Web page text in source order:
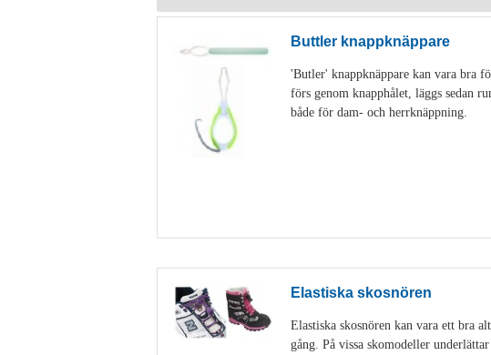
Buttler knappknäppare
'Butler' knappknäppare kan vara bra
förs genom knapphålet, läggs sedan
både för dam- och herrknäppning.
Elastiska skosnören
Elastiska skosnören kan vara ett bra
gång. På vissa skomodeller